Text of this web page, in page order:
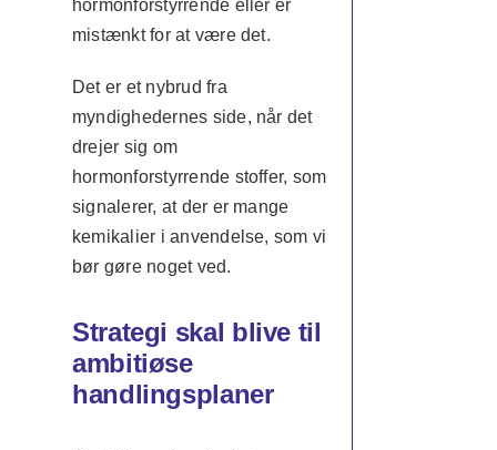
hormonforstyrrende eller er
mistænkt for at være det.
Det er et nybrud fra
myndighedernes side, når det
drejer sig om
hormonforstyrrende stoffer, som
signalerer, at der er mange
kemikalier i anvendelse, som vi
bør gøre noget ved.
Strategi skal blive til
ambitiøse
handlingsplaner